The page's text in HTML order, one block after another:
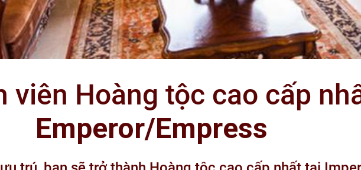
viên Hoàng tộc cao cấp
Emperor/Empress